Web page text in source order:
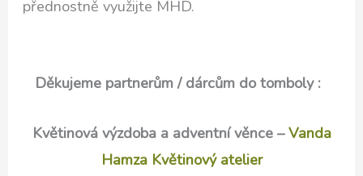
přednostně využijte MHD.
Děkujeme partnerům / dárcům do tomboly :
Květinová výzdoba a adventní věnce –Vanda
Hamza Květinový atelier